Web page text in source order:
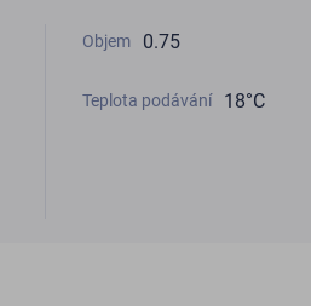
Objem 0.75
Teplota podávání 18°C